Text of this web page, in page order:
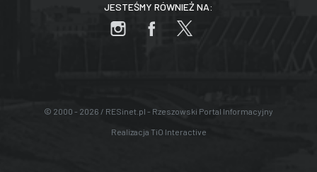
JESTEŚMY RÓWNIEŻ NA:
© 2000 - 2026 / RESinet.pl - Rzeszowski Portal Informacyjny
Realizacja TiO Interactive